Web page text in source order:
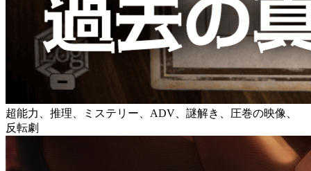
超能力、推理、ミステリー、ADV、謎解き、圧巻の映像、
反転劇